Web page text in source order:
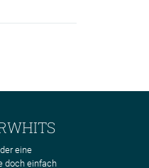
eine
doch einfach